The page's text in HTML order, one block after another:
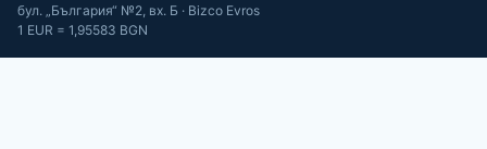
бул. „България“ №2, вх. Б · Bizco Evros
1 EUR = 1,95583 BGN